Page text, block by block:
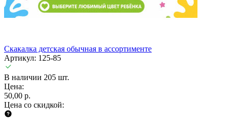
Скакалка детская обычная в ассортименте
Артикул: 125-85
В наличии 205 шт.
Цена:
50,00 р.
Цена со скидкой: